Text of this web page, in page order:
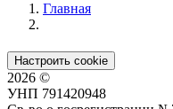
Главная
Настроить cookie
2026 ©
УНП 791420948